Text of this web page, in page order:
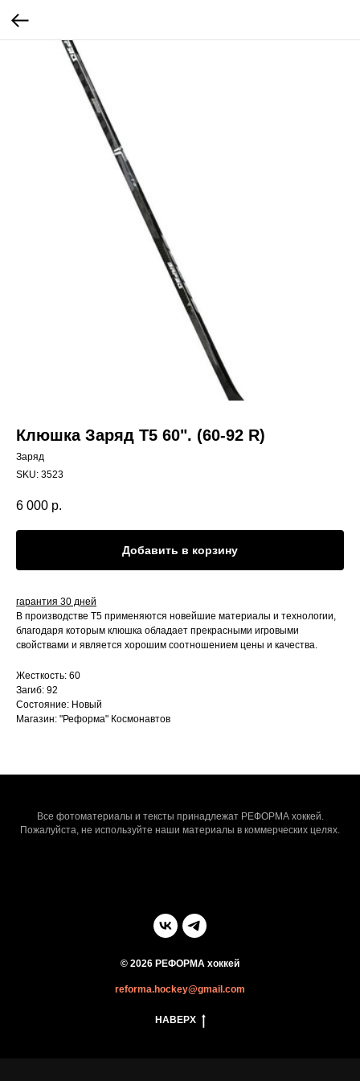
Клюшка Заряд Т5 60". (60-92 R)
Заряд
SKU: 3523
6 000 р.
Добавить в корзину
гарантия 30 дней
В производстве Т5 применяются новейшие материалы и технологии,
благодаря которым клюшка обладает прекрасными игровыми
свойствами и является хорошим соотношением цены и качества.
Жесткость: 60
Загиб: 92
Состояние: Новый
Магазин: "Реформа" Космонавтов
Все фотоматериалы и тексты принадлежат РЕФОРМА хоккей.
Пожалуйста, не используйте наши материалы в коммерческих целях.
© 2026 РЕФОРМА хоккей
reforma.hockey@gmail.com
НАВЕРХ